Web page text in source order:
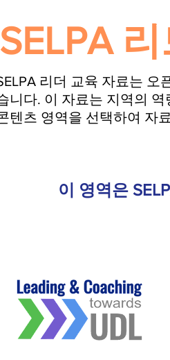
SELPA
리더 교육 자료는 오
니다. 이 자료는 지역의
텐츠 영역을 선택하여 자
이 영역은